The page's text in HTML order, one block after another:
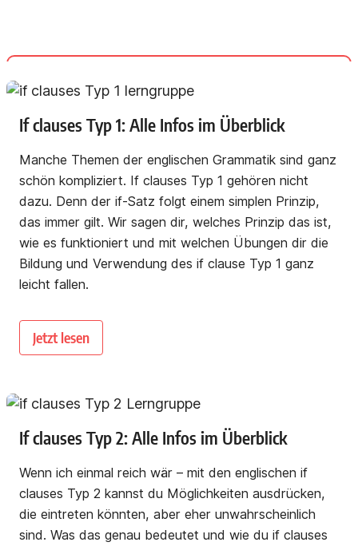
If clauses Typ 1: Alle Infos im Überblick
Manche Themen der englischen Grammatik sind ganz
schön kompliziert. If clauses Typ 1 gehören nicht
dazu. Denn der if-Satz folgt einem simplen Prinzip,
das immer gilt. Wir sagen dir, welches Prinzip das ist,
wie es funktioniert und mit welchen Übungen dir die
Bildung und Verwendung des if clause Typ 1 ganz
leicht fallen.
Jetzt lesen
If clauses Typ 2: Alle Infos im Überblick
Wenn ich einmal reich wär – mit den englischen if
clauses Typ 2 kannst du Möglichkeiten ausdrücken,
die eintreten könnten, aber eher unwahrscheinlich
sind. Was das genau bedeutet und wie du if clauses